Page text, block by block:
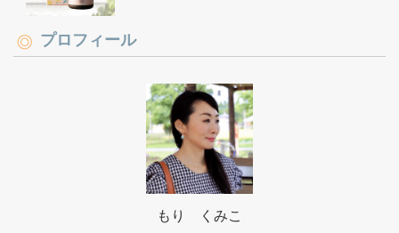
プロフィール
もり くみこ